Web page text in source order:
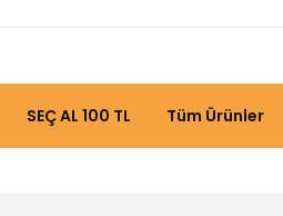
SEÇ AL 100 TL Tüm Ürünler